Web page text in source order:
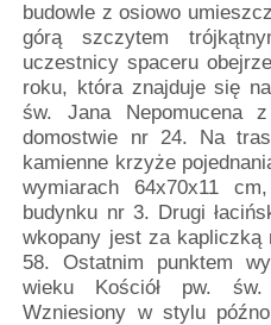
budowle z osiowo
górą szczytem
uczestnicy spaceru
roku, która znajduje się
św. Jana Nepomucena
domostwie nr 24. Na
kamienne krzyże
wymiarach 64x70x11
budynku nr 3. Drugi
wkopany jest za kapliczką
58. Ostatnim punktem
wieku Kościół pw. św.
Wzniesiony w stylu